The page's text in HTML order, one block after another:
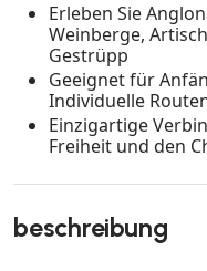
Erleben Sie
Weinberge,
Gestrüpp
Geeignet für
Individuelle
Einzigartige
Freiheit und den
beschreibung